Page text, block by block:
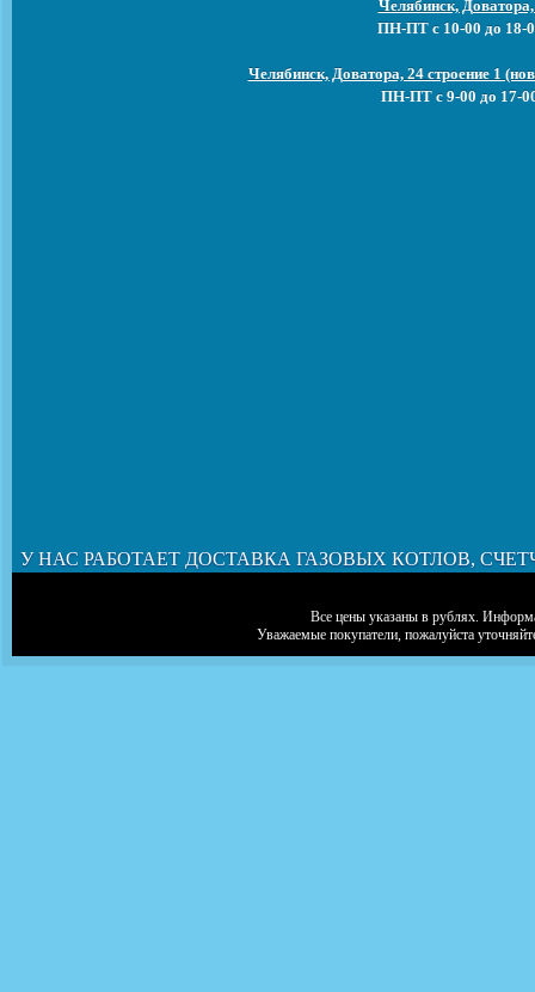
Челябинск,
ПН-ПТ с 10-00 до 18-
Челябинск, Доватора, 24 строение 1
ПН-ПТ с 9-00 до 17-
У НАС РАБОТАЕТ ДОСТАВКА ГАЗОВЫХ КОТЛОВ,
Все цены указаны в рублях.
Уважаемые покупатели, пожалуйста